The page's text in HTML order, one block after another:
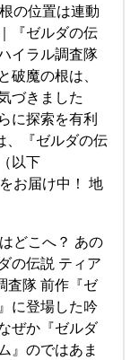
の位置は連動
『ゼルダの伝
イラル調査隊
破魔の根は、
づきました
に探索を有利
、『ゼルダの伝
以下
お届け中！ 地
どこへ？ あの
の伝説 ティア
査隊 前作『ゼ
に登場した吟
ぜか『ゼルダ
』のではあま